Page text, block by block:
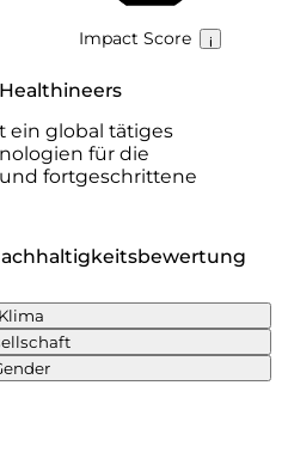
Impact Score
ein global tätiges
für die
fortgeschrittene
Klima